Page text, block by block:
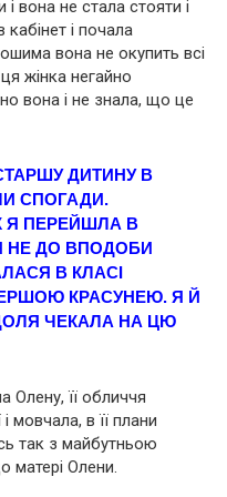
вона не стала стояти і
і почала
вона не окупить всі
жінка негайно
вона і не знала, що це
ДИТИНУ В
СПОГАДИ.
Я ПЕРЕЙШЛА В
НЕ ДО ВПОДОБИ
В КЛАСІ
КРАСУНЕЮ. Я Й
ЧЕКАЛА НА ЦЮ
Олену, її обличчя
мовчала, в її плани
так з майбутньою
матері Олени.